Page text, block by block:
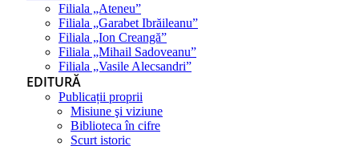
Filiala „Ateneu”
Filiala „Garabet Ibrăileanu”
Filiala „Ion Creangă”
Filiala „Mihail Sadoveanu”
Filiala „Vasile Alecsandri”
EDITURĂ
Publicații proprii
Misiune şi viziune
Biblioteca în cifre
Scurt istoric